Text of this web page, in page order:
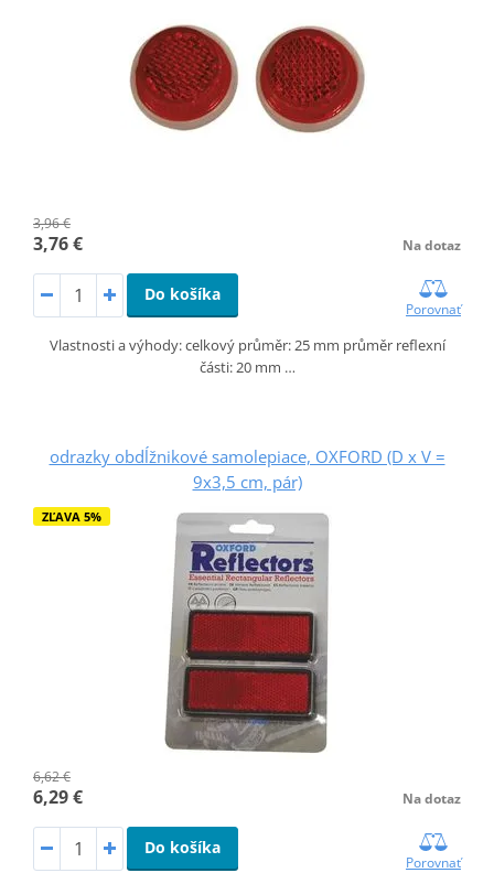
3,96 €
3,76 € Na dotaz
Do košíka
Porovnať
Vlastnosti a výhody: celkový průměr: 25 mm průměr reflexní
části: 20 mm …
odrazky obdĺžnikové samolepiace, OXFORD (D x V =
9x3,5 cm, pár)
ZĽAVA 5%
6,62 €
6,29 € Na dotaz
Do košíka
Porovnať